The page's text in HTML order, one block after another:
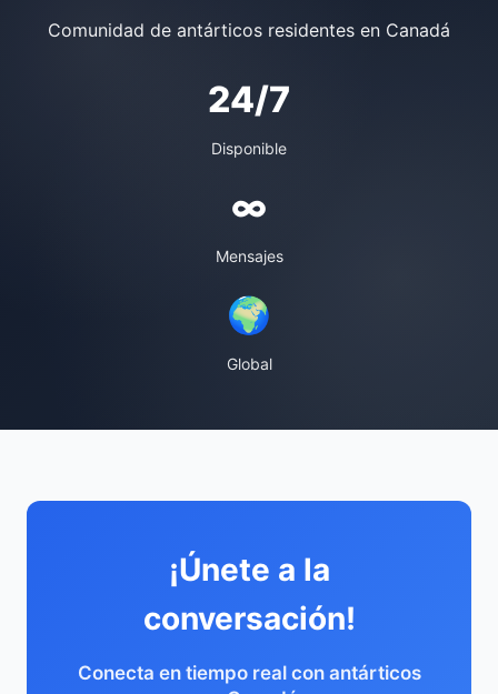
Comunidad de antárticos residentes en Canadá
24/7
Disponible
∞
Mensajes
🌍
Global
¡Únete a la
conversación!
Conecta en tiempo real con antárticos